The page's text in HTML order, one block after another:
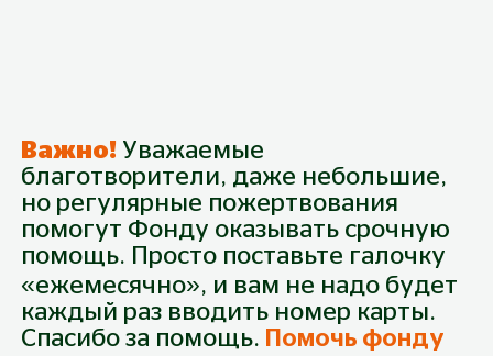
Важно! Уважаемые
благотворители, даже небольшие,
но регулярные пожертвования
помогут Фонду оказывать срочную
помощь. Просто поставьте галочку
«ежемесячно», и вам не надо будет
каждый раз вводить номер карты.
Спасибо за помощь. Помочь фонду